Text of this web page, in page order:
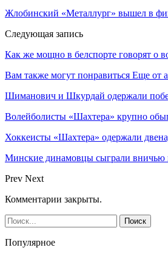
Жлобинский «Металлург» вышел в
Следующая запись
Как же мощно в белспорте говорят о
Вам также могут понравиться Еще от
Шиманович и Шкурдай одержали
Волейболисты «Шахтера» крупно
Хоккеисты «Шахтера» одержали
Минские динамовцы сыграли
Prev Next
Комментарии закрыты.
Популярное